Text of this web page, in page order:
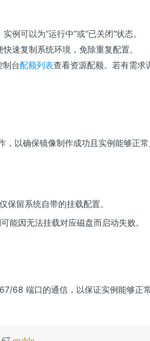
例可以为“运行中”或“已关闭”状态。
速复制系统环境，免除重复配置。
制台配额列表查看资源配额。若有需求
以确保镜像制作成功且实例能够正常
仅保留系统自带的挂载配置。
能因无法挂载对应磁盘而启动失败。
68 端口的通信，以保证实例能够正